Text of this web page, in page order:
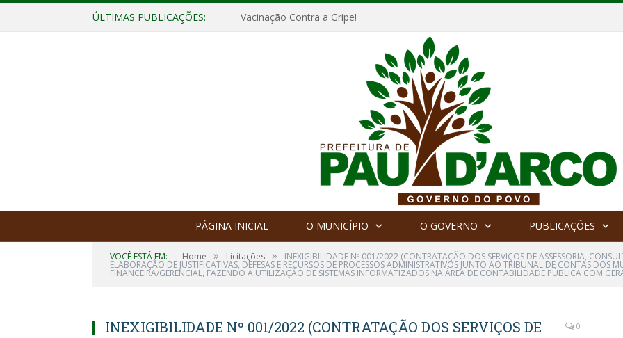
ÚLTIMAS PUBLICAÇÕES: Vacinação Contra a Gripe!
PÁGINA INICIAL O MUNICÍPIO O GOVERNO PUBLICAÇÕES
VOCÊ ESTÁ EM: Home » Licitações » INEXIGIBILIDADE Nº 001/2022 (CONTRATAÇÃO DOS SERVIÇOS DE ASSESSORIA,
ELABORAÇÃO DE JUSTIFICATIVAS, DEFESAS E RECURSOS DE PROCESSOS ADMINISTRATIVOS JUNTO AO TRIBUNAL DE CONTAS DOS
FINANCEIRA/GERENCIAL, FAZENDO A UTILIZAÇÃO DE SISTEMAS INFORMATIZADOS NA ÁREA DE CONTABILIDADE PÚBLICA COM
INEXIGIBILIDADE Nº 001/2022 (CONTRATAÇÃO DOS SERVIÇOS DE
0